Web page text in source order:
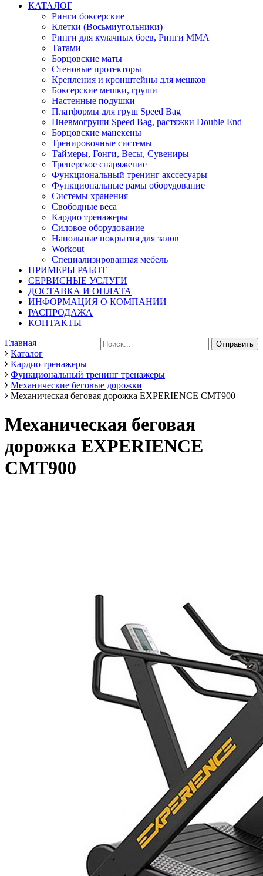
КАТАЛОГ
Ринги боксерские
Клетки (Восьмиугольники)
Ринги для кулачных боев, Ринги ММА
Татами
Борцовские маты
Стеновые протекторы
Крепления и кронштейны для мешков
Боксерские мешки, груши
Настенные подушки
Платформы для груш Speed Bag
Пневмогруши Speed Bag, растяжки Double End
Борцовские манекены
Тренировочные системы
Таймеры, Гонги, Весы, Сувениры
Тренерское снаряжение
Функциональный тренинг акссесуары
Функциональные рамы оборудование
Системы хранения
Свободные веса
Кардио тренажеры
Силовое оборудование
Напольные покрытия для залов
Workout
Специализированная мебель
ПРИМЕРЫ РАБОТ
СЕРВИСНЫЕ УСЛУГИ
ДОСТАВКА И ОПЛАТА
ИНФОРМАЦИЯ О КОМПАНИИ
РАСПРОДАЖА
КОНТАКТЫ
Главная
Каталог
Кардио тренажеры
Функциональный тренинг тренажеры
Механические беговые дорожки
Механическая беговая дорожка EXPERIENCE CMT900
Механическая беговая
дорожка EXPERIENCE
CMT900